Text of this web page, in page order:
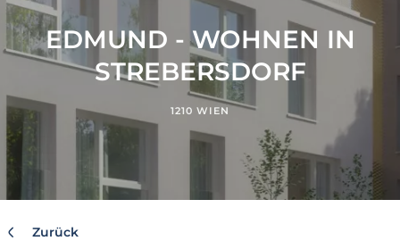
EDMUND - WOHNEN IN
STREBERSDORF
1210 WIEN
Zurück